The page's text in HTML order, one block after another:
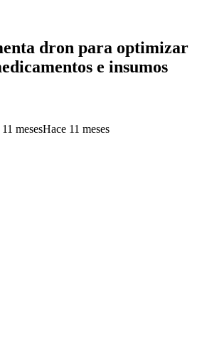
dron para optimizar
e insumos
mesesHace 11 meses